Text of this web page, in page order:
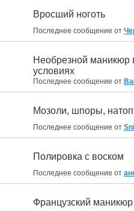
Вросший ноготь
Последнее сообщение от
Необрезной маникюр
условиях
Последнее сообщение от
Мозоли, шпоры,
Последнее сообщение от
Полировка с воском
Последнее сообщение от
Французский маникюр